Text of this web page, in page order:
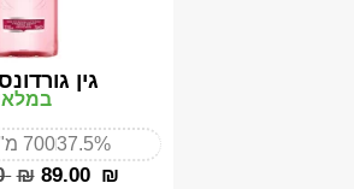
גין
37.5%700 מ"ל
₪ ‎89.00 ₪